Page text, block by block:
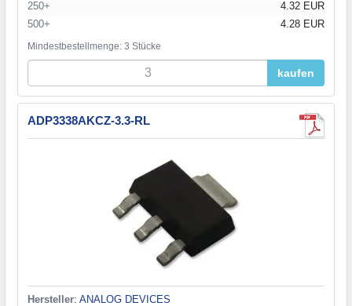
250+
4.32 EUR
500+
4.28 EUR
Mindestbestellmenge: 3 Stücke
kaufen
ADP3338AKCZ-3.3-RL
Hersteller: ANALOG DEVICES